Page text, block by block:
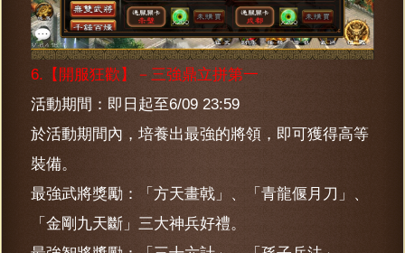
6.【開服狂歡】－三強鼎立拼第一
活動期間：即日起至6/09 23:59
於活動期間內，培養出最強的將領，即可獲得高等
裝備。
最強武將獎勵：「方天畫戟」、「青龍偃月刀」、
「金剛九天斷」三大神兵好禮。